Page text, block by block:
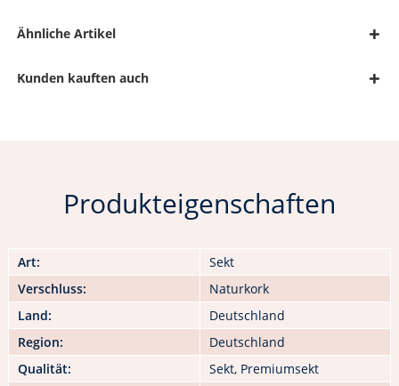
Ähnliche Artikel
Kunden kauften auch
Produkteigenschaften
Art:
Sekt
Verschluss:
Naturkork
Land:
Deutschland
Region:
Deutschland
Qualität:
Sekt, Premiumsekt